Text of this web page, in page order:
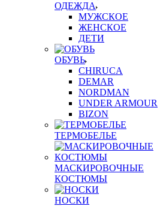
ОДЕЖДА
МУЖСКОЕ
ЖЕНСКОЕ
ДЕТИ
ОБУВЬ
CHIRUCA
DEMAR
NORDMAN
UNDER ARMOUR
BIZON
ТЕРМОБЕЛЬЕ
МАСКИРОВОЧНЫЕ
КОСТЮМЫ
НОСКИ